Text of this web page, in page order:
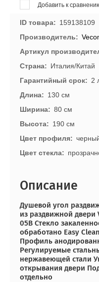
Добавить к
ID товара
159138109
Производитель
Артикул
Страна
Италия/Китай
Гарантийный срок
2
Длина
130 см
Ширина
80 см
Высота
190 см
Цвет профиля
Цвет стекла
Описание
Душевой угол
из раздвижной двери
05B Стекло
обработано Easy
Профиль
Регулируемые
нержавеющей стали
открывания двери
отдельно